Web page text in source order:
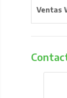
Ventas